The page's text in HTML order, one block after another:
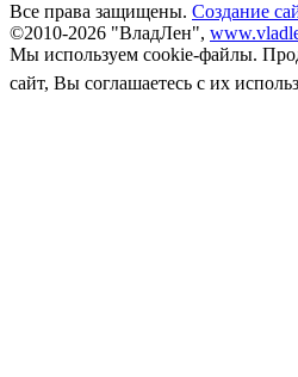
Все права защищены. Создание
©2010-2026 "ВладЛен",
Мы используем cookie-файлы.
сайт, Вы соглашаетесь с их